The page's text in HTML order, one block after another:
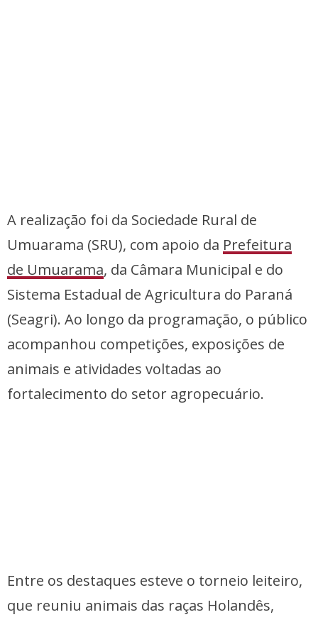
A realização foi da Sociedade Rural de
Umuarama (SRU), com apoio da Prefeitura
de Umuarama, da Câmara Municipal e do
Sistema Estadual de Agricultura do Paraná
(Seagri). Ao longo da programação, o público
acompanhou competições, exposições de
animais e atividades voltadas ao
fortalecimento do setor agropecuário.
Entre os destaques esteve o torneio leiteiro,
que reuniu animais das raças Holandês,